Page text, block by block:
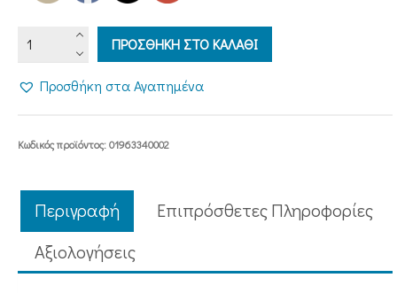
ΘΗΚΗ
ΑΝΤΙΔΩΡΟΥ
1
ΠΡΟΣΘΗΚΗ ΣΤΟ ΚΑΛΑΘΙ
Προσθήκη στα Αγαπημένα
Κωδικός προϊόντος:01963340002
Περιγραφή
Επιπρόσθετες Πληροφορίες
Aξιολογήσεις